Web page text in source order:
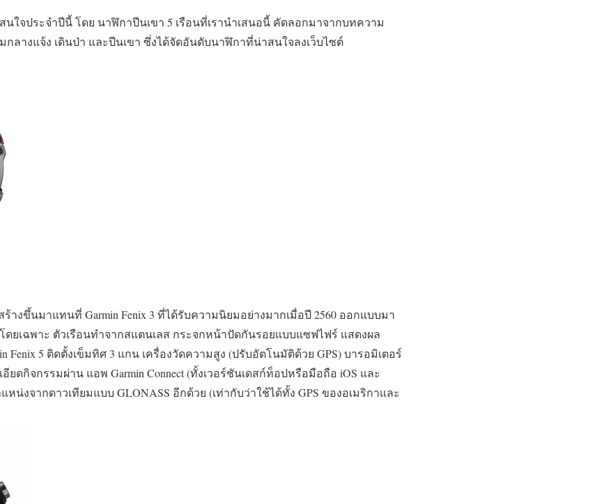
ใจประจำปีนี้ โดย นาฬิกาปีนเขา 5 เรือนที่เรานำเสนอนี้ คัดลอกมาจากบทความ
กลางแจ้ง เดินป่า และปีนเขา ซึ่งได้จัดอันดับนาฬิกาที่น่าสนใจลงเว็บไซต์
ร้างขึ้นมาแทนที่ Garmin Fenix 3 ที่ได้รับความนิยมอย่างมากเมื่อปี 2560 ออกแบบมา
ยเฉพาะ ตัวเรือนทำจากสแตนเลส กระจกหน้าปัดกันรอยแบบแซฟไฟร์ แสดงผล
Fenix 5 ติดตั้งเข็มทิศ 3 แกน เครื่องวัดความสูง (ปรับอัตโนมัติด้วย GPS) บารอมิเตอร์
ดกิจกรรมผ่าน แอพ Garmin Connect (ทั้งเวอร์ชันเดสก์ท็อปหรือมือถือ iOS และ
หน่งจากดาวเทียมแบบ GLONASS อีกด้วย (เท่ากับว่าใช้ได้ทั้ง GPS ของอเมริกาและ